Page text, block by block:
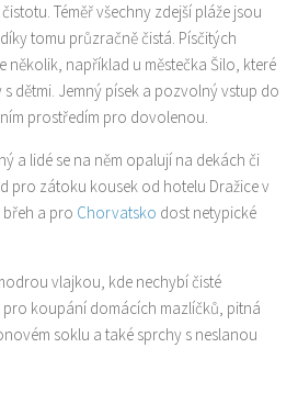
Téměř všechny zdejší pláže jsou
tomu průzračně čistá. Písčitých
několik, například u městečka Šilo, které
dětmi. Jemný písek a pozvolný vstup do
prostředím pro dovolenou.
a lidé se na něm opalují na dekách či
pro zátoku kousek od hotelu Dražice v
a pro Chorvatsko dost netypické
vlajkou, kde nechybí čisté
koupání domácích mazlíčků, pitná
soklu a také sprchy s neslanou